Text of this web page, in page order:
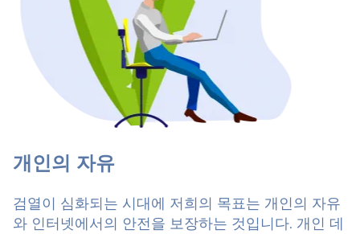
개인의 자유
검열이 심화되는 시대에 저희의 목표는 개인의 자유
와 인터넷에서의 안전을 보장하는 것입니다. 개인 데